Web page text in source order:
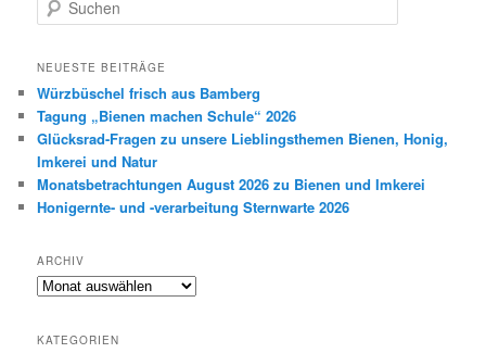
u
h
n
NEUESTE BEITRÄGE
Würzbüschel frisch aus Bamberg
Tagung „Bienen machen Schule“ 2026
Glücksrad-Fragen zu unsere Lieblingsthemen Bienen, Honig,
Imkerei und Natur
Monatsbetrachtungen August 2026 zu Bienen und Imkerei
Honigernte- und -verarbeitung Sternwarte 2026
ARCHIV
Archiv
KATEGORIEN